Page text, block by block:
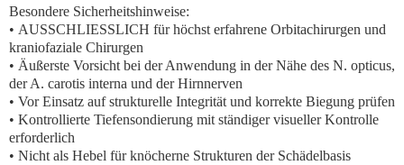
Besondere Sicherheitshinweise:
• AUSSCHLIESSLICH für höchst erfahrene Orbitachirurgen und
kraniofaziale Chirurgen
• Äußerste Vorsicht bei der Anwendung in der Nähe des N. opticus,
der A. carotis interna und der Hirnnerven
• Vor Einsatz auf strukturelle Integrität und korrekte Biegung prüfen
• Kontrollierte Tiefensondierung mit ständiger visueller Kontrolle
erforderlich
• Nicht als Hebel für knöcherne Strukturen der Schädelbasis